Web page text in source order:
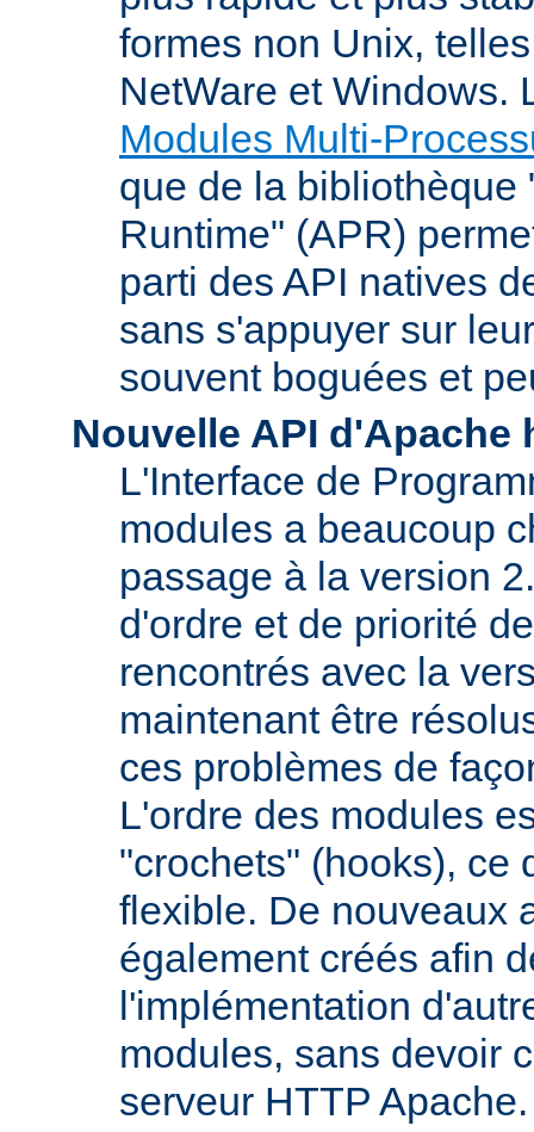
formes non Unix,
NetWare et Windows.
Modules Multi-
que de la bibliothèque
Runtime" (APR)
parti des API natives
sans s'appuyer sur
souvent boguées et
Nouvelle API d'Apache
L'Interface de
modules a beaucoup
passage à la version
d'ordre et de priorité
rencontrés avec la
maintenant être
ces problèmes de
L'ordre des modules
"crochets" (hooks), ce
flexible. De nouveaux
également créés afin
l'implémentation
modules, sans devoir
serveur HTTP Apache.